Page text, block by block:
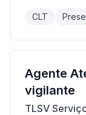
CLT
Agente
vigilante
TLSV